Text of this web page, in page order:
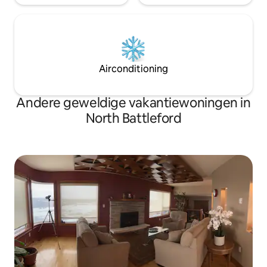
Airconditioning
Andere geweldige vakantiewoningen in
North Battleford